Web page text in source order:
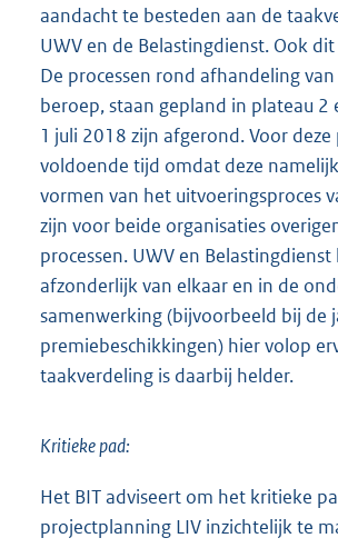
aandacht te besteden aan de
UWV en de Belastingdienst. Ook
De processen rond afhandeling
beroep, staan gepland in plateau 2
1 juli 2018 zijn afgerond. Voor deze
voldoende tijd omdat deze
vormen van het uitvoeringsproces
zijn voor beide organisaties
processen. UWV en
afzonderlijk van elkaar en in de
samenwerking (bijvoorbeeld bij de
premiebeschikkingen) hier volop
taakverdeling is daarbij helder.
Kritieke pad:
Het BIT adviseert om het kritieke
projectplanning LIV inzichtelijk te